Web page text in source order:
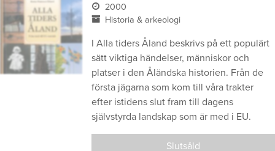
2000
Historia & arkeologi
I Alla tiders Åland beskrivs på ett populärt
sätt viktiga händelser, människor och
platser i den Åländska historien. Från de
första jägarna som kom till våra trakter
efter istidens slut fram till dagens
självstyrda landskap som är med i EU.
Slutsåld